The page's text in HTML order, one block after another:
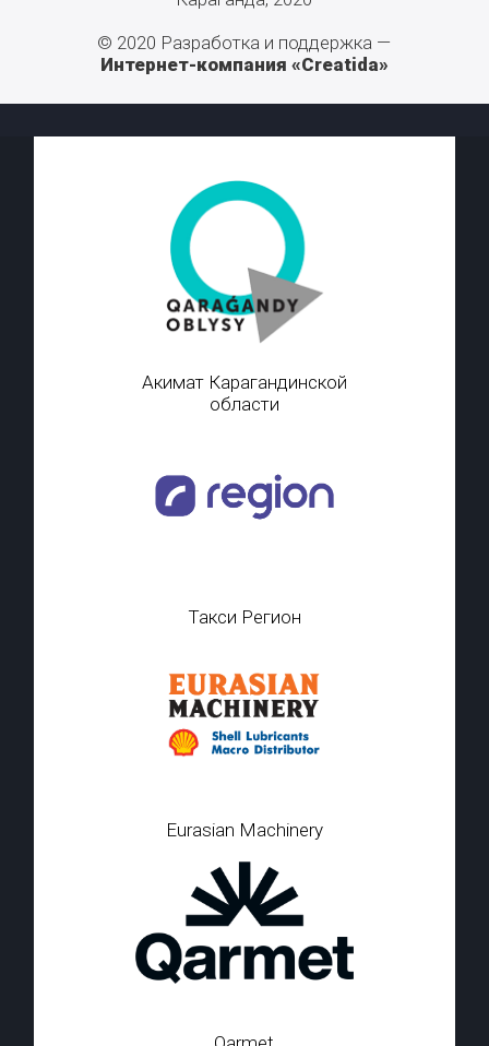
© 2020 Разработка и поддержка —
Интернет-компания «Creatida»
Акимат Карагандинской
области
Такси Регион
Eurasian Machinery